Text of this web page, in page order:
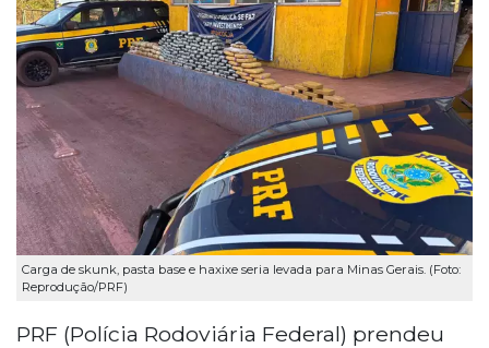
Carga de skunk, pasta base e haxixe seria levada para Minas Gerais. (Foto:
Reprodução/PRF)
PRF (Polícia Rodoviária Federal) prendeu